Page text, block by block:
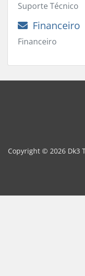
Suporte Técnico
Financeiro
Financeiro
Copyright © 2026 Dk3